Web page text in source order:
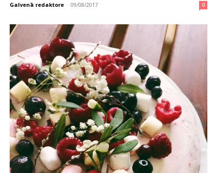
Galvenā redaktore - 09/08/2017 0